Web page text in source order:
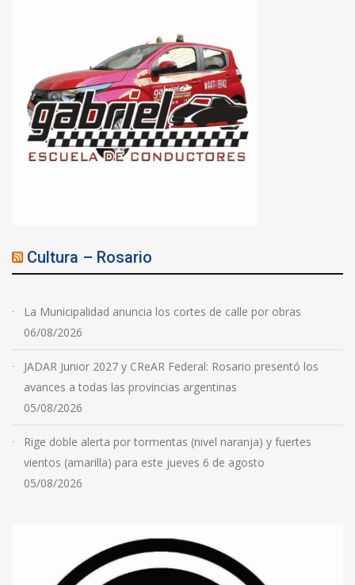
Cultura – Rosario
La Municipalidad anuncia los cortes de calle por obras
06/08/2026
JADAR Junior 2027 y CReAR Federal: Rosario presentó los
avances a todas las provincias argentinas
05/08/2026
Rige doble alerta por tormentas (nivel naranja) y fuertes
vientos (amarilla) para este jueves 6 de agosto
05/08/2026